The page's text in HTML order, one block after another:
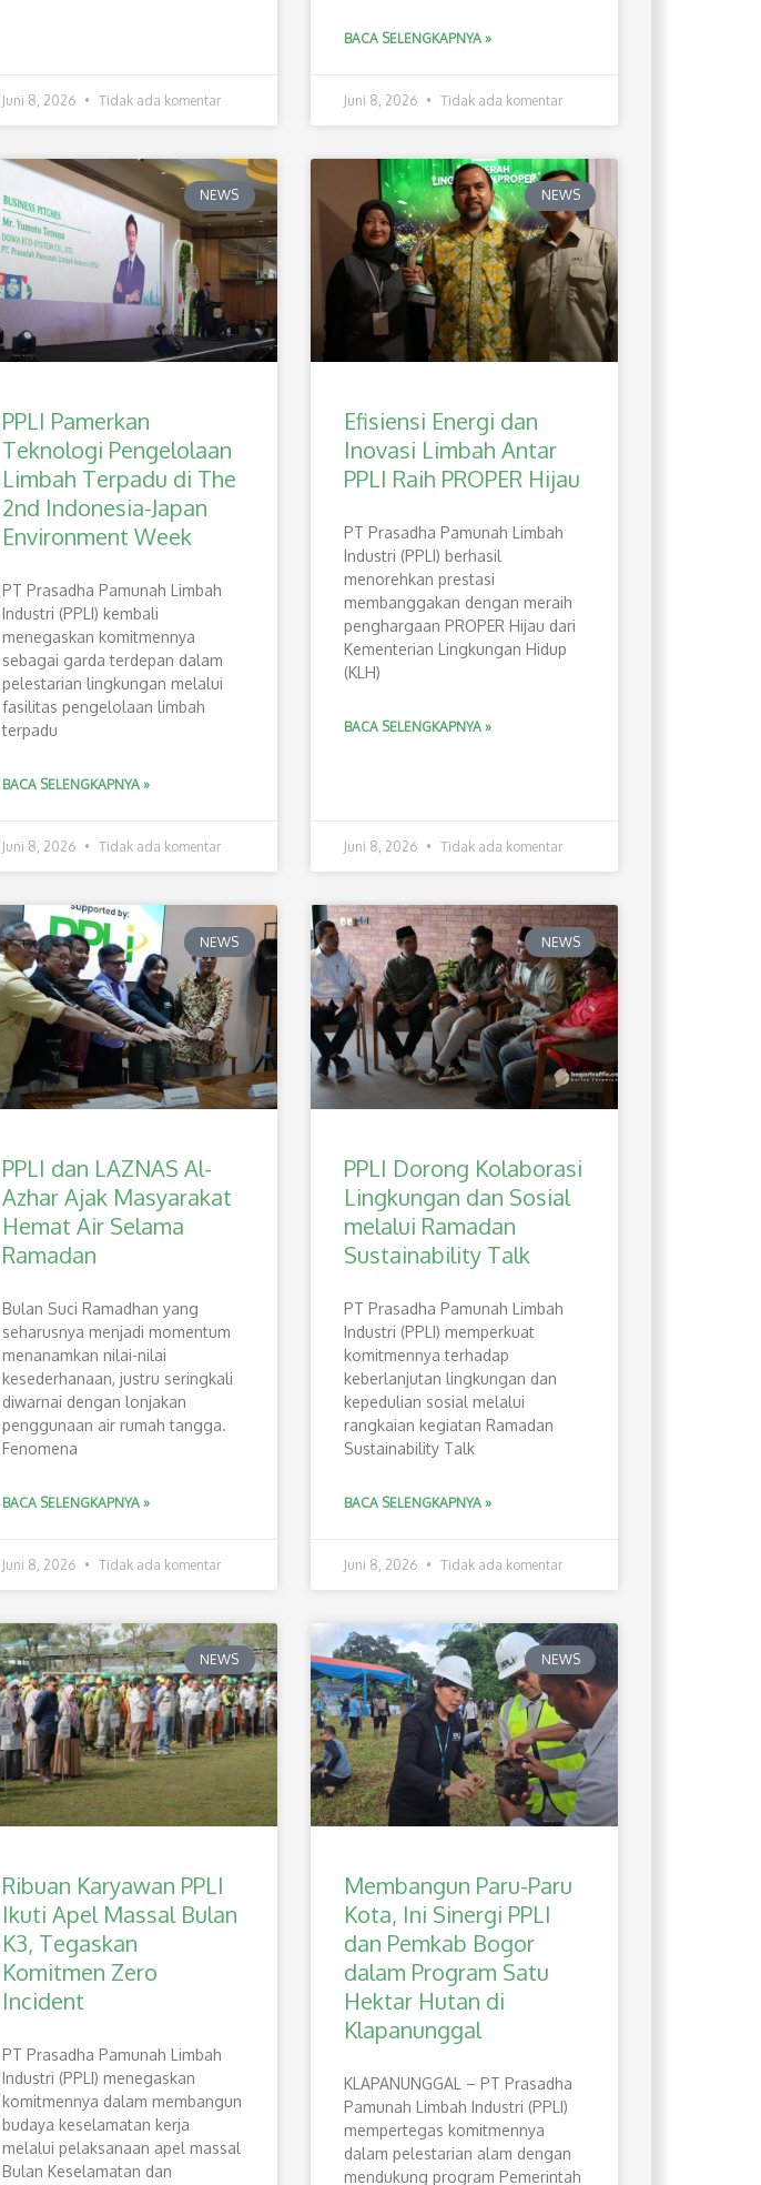
Juni 8, 2026 Tidak ada komentar
BACA SELENGKAPNYA »
Juni 8, 2026 Tidak ada komentar
NEWS
PPLI Pamerkan
Teknologi Pengelolaan
Limbah Terpadu di The
2nd Indonesia-Japan
Environment Week
PT Prasadha Pamunah Limbah
Industri (PPLI) kembali
menegaskan komitmennya
sebagai garda terdepan dalam
pelestarian lingkungan melalui
fasilitas pengelolaan limbah
terpadu
BACA SELENGKAPNYA »
Juni 8, 2026 Tidak ada komentar
NEWS
Efisiensi Energi dan
Inovasi Limbah Antar
PPLI Raih PROPER Hijau
PT Prasadha Pamunah Limbah
Industri (PPLI) berhasil
menorehkan prestasi
membanggakan dengan meraih
penghargaan PROPER Hijau dari
Kementerian Lingkungan Hidup
(KLH)
BACA SELENGKAPNYA »
Juni 8, 2026 Tidak ada komentar
NEWS
PPLI dan LAZNAS Al-
Azhar Ajak Masyarakat
Hemat Air Selama
Ramadan
Bulan Suci Ramadhan yang
seharusnya menjadi momentum
menanamkan nilai-nilai
kesederhanaan, justru seringkali
diwarnai dengan lonjakan
penggunaan air rumah tangga.
Fenomena
BACA SELENGKAPNYA »
Juni 8, 2026 Tidak ada komentar
NEWS
PPLI Dorong Kolaborasi
Lingkungan dan Sosial
melalui Ramadan
Sustainability Talk
PT Prasadha Pamunah Limbah
Industri (PPLI) memperkuat
komitmennya terhadap
keberlanjutan lingkungan dan
kepedulian sosial melalui
rangkaian kegiatan Ramadan
Sustainability Talk
BACA SELENGKAPNYA »
Juni 8, 2026 Tidak ada komentar
NEWS
Ribuan Karyawan PPLI
Ikuti Apel Massal Bulan
K3, Tegaskan
Komitmen Zero
Incident
PT Prasadha Pamunah Limbah
Industri (PPLI) menegaskan
komitmennya dalam membangun
budaya keselamatan kerja
melalui pelaksanaan apel massal
Bulan Keselamatan dan
NEWS
Membangun Paru-Paru
Kota, Ini Sinergi PPLI
dan Pemkab Bogor
dalam Program Satu
Hektar Hutan di
Klapanunggal
​KLAPANUNGGAL – PT Prasadha
Pamunah Limbah Industri (PPLI)
mempertegas komitmennya
dalam pelestarian alam dengan
mendukung program Pemerintah